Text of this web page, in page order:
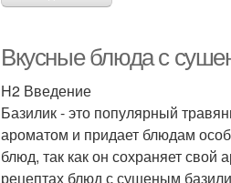
Вкусные блюда с
H2 Введение
Базилик - это популярный
ароматом и придает блюдам
блюд, так как он сохраняет
рецептах блюд с сушеным